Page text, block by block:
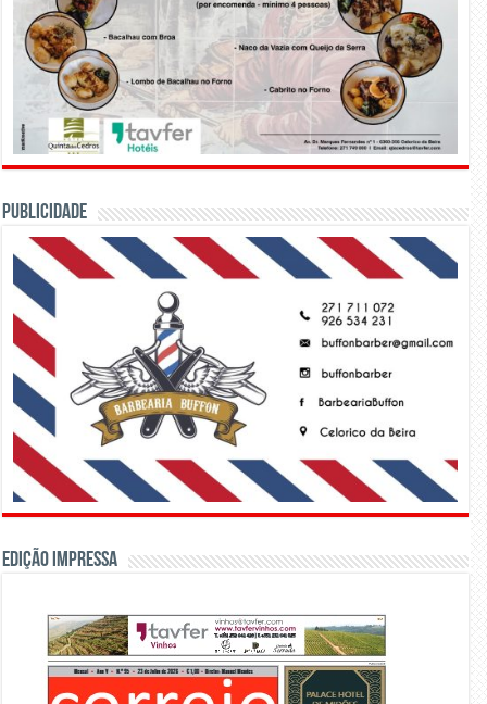
PUBLICIDADE
Edição Impressa